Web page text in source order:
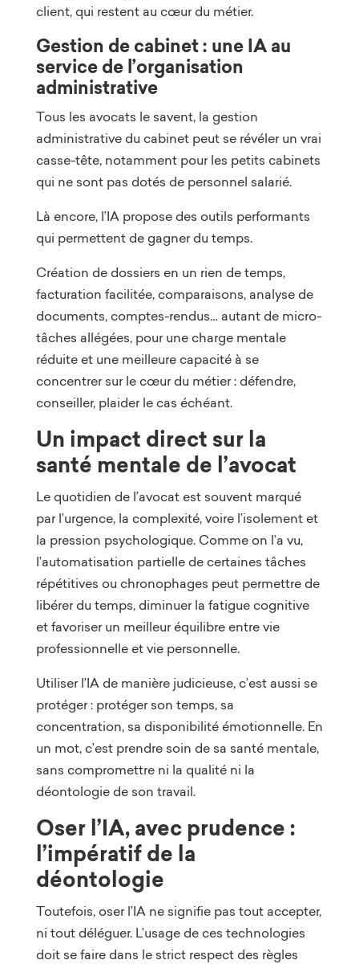
client, qui restent au cœur du métier.
Gestion de cabinet : une IA au
service de l’organisation
administrative
Tous les avocats le savent, la gestion
administrative du cabinet peut se révéler un vrai
casse-tête, notamment pour les petits cabinets
qui ne sont pas dotés de personnel salarié.
Là encore, l’IA propose des outils performants
qui permettent de gagner du temps.
Création de dossiers en un rien de temps,
facturation facilitée, comparaisons, analyse de
documents, comptes-rendus… autant de micro-
tâches allégées, pour une charge mentale
réduite et une meilleure capacité à se
concentrer sur le cœur du métier : défendre,
conseiller, plaider le cas échéant.
Un impact direct sur la
santé mentale de l’avocat
Le quotidien de l’avocat est souvent marqué
par l’urgence, la complexité, voire l’isolement et
la pression psychologique. Comme on l’a vu,
l’automatisation partielle de certaines tâches
répétitives ou chronophages peut permettre de
libérer du temps, diminuer la fatigue cognitive
et favoriser un meilleur équilibre entre vie
professionnelle et vie personnelle.
Utiliser l’IA de manière judicieuse, c’est aussi se
protéger : protéger son temps, sa
concentration, sa disponibilité émotionnelle. En
un mot, c’est prendre soin de sa santé mentale,
sans compromettre ni la qualité ni la
déontologie de son travail.
Oser l’IA, avec prudence :
l’impératif de la
déontologie
Toutefois, oser l’IA ne signifie pas tout accepter,
ni tout déléguer. L’usage de ces technologies
doit se faire dans le strict respect des règles